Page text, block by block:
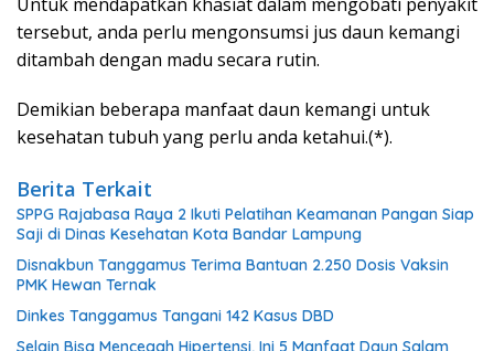
tersebut, anda perlu mengonsumsi jus daun kemangi
ditambah dengan madu secara rutin.
Demikian beberapa manfaat daun kemangi untuk
kesehatan tubuh yang perlu anda ketahui.(*).
Berita Terkait
SPPG Rajabasa Raya 2 Ikuti Pelatihan Keamanan Pangan Siap
Saji di Dinas Kesehatan Kota Bandar Lampung
Disnakbun Tanggamus Terima Bantuan 2.250 Dosis Vaksin
PMK Hewan Ternak
Dinkes Tanggamus Tangani 142 Kasus DBD
Selain Bisa Mencegah Hipertensi, Ini 5 Manfaat Daun Salam